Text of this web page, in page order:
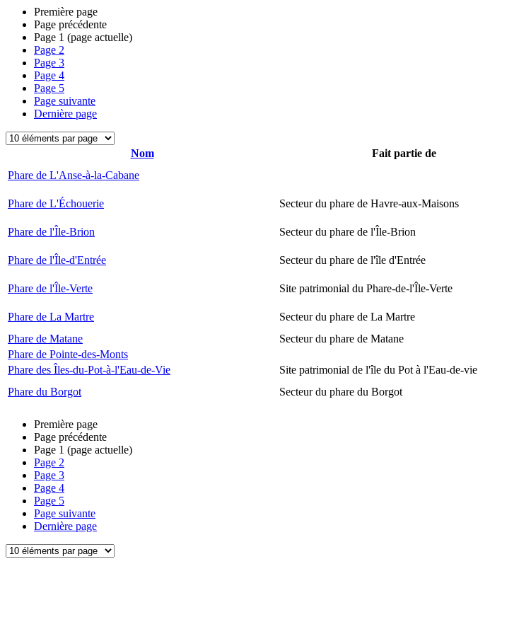
Première page
Page précédente
Page 1 (page actuelle)
Page 2
Page 3
Page 4
Page 5
Page suivante
Dernière page
Nom Fait partie de
Phare de L'Anse-à-la-Cabane
Phare de L'Échouerie Secteur du phare de Havre-aux-Maisons
Phare de l'Île-Brion Secteur du phare de l'Île-Brion
Phare de l'Île-d'Entrée Secteur du phare de l'île d'Entrée
Phare de l'Île-Verte Site patrimonial du Phare-de-l'Île-Verte
Phare de La Martre
Secteur du phare de La Martre
Phare de Matane
Secteur du phare de Matane
Phare de Pointe-des-Monts
Phare des Îles-du-Pot-à-l'Eau-de-Vie
Site patrimonial de l'île du Pot à l'Eau-de-vie
Phare du Borgot
Secteur du phare du Borgot
Première page
Page précédente
Page 1 (page actuelle)
Page 2
Page 3
Page 4
Page 5
Page suivante
Dernière page